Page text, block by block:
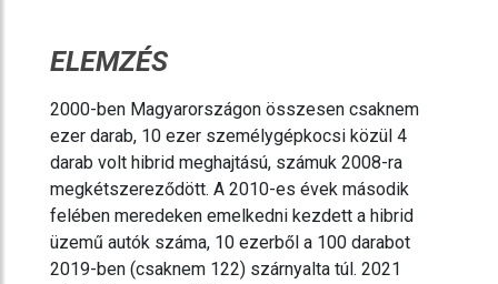
ELEMZÉS
2000-ben Magyarországon összesen csaknem
ezer darab, 10 ezer személygépkocsi közül 4
darab volt hibrid meghajtású, számuk 2008-ra
megkétszereződött. A 2010-es évek második
felében meredeken emelkedni kezdett a hibrid
üzemű autók száma, 10 ezerből a 100 darabot
2019-ben (csaknem 122) szárnyalta túl. 2021